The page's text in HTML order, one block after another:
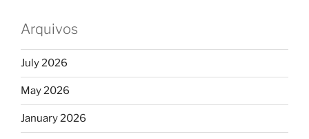
Arquivos
July 2026
May 2026
January 2026